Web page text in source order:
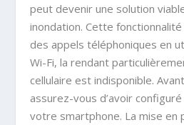
peut devenir une solution
inondation. Cette
des appels téléphoniques en
Wi-Fi, la rendant
cellulaire est indisponible.
assurez-vous d’avoir
votre smartphone. La mise en